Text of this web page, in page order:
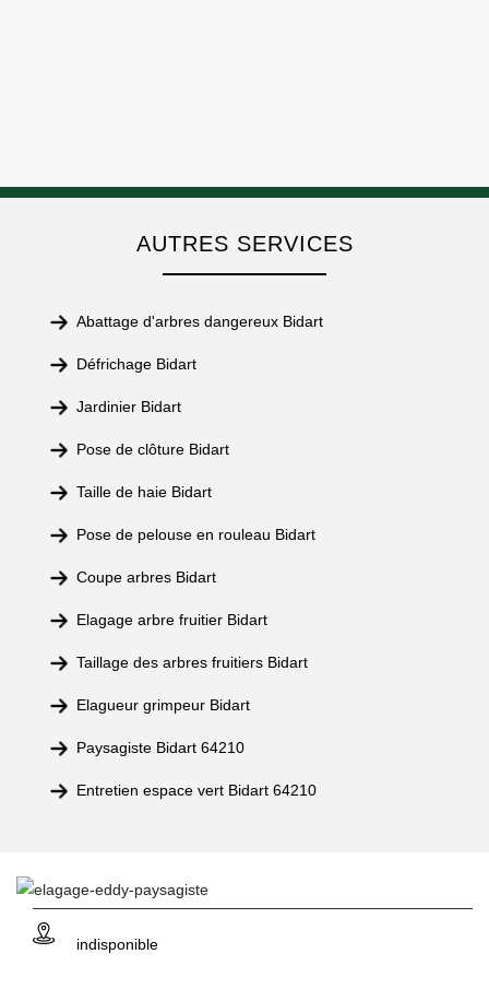
AUTRES SERVICES
Abattage d'arbres dangereux Bidart
Défrichage Bidart
Jardinier Bidart
Pose de clôture Bidart
Taille de haie Bidart
Pose de pelouse en rouleau Bidart
Coupe arbres Bidart
Elagage arbre fruitier Bidart
Taillage des arbres fruitiers Bidart
Elagueur grimpeur Bidart
Paysagiste Bidart 64210
Entretien espace vert Bidart 64210
indisponible